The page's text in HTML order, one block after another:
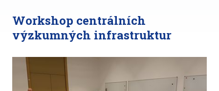
Workshop centrálních
výzkumných infrastruktur